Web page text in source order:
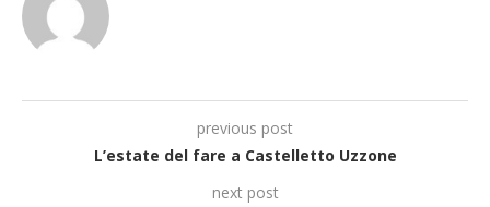
previous post
L’estate del fare a Castelletto Uzzone
next post